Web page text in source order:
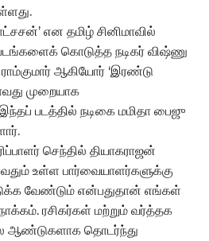
என தமிழ் சினிமாவில்
கொடுத்த நடிகர் விஷ்ணு
ஆகியோர் ‘இரண்டு
முறையாக
படத்தில் நடிகை மமிதா பைஜு
செந்தில் தியாகராஜன்
உள்ள பார்வையாளர்களுக்கு
வேண்டும் என்பதுதான் எங்கள்
ரசிகர்கள் மற்றும் வர்த்தக
ஆண்டுகளாக தொடர்ந்து